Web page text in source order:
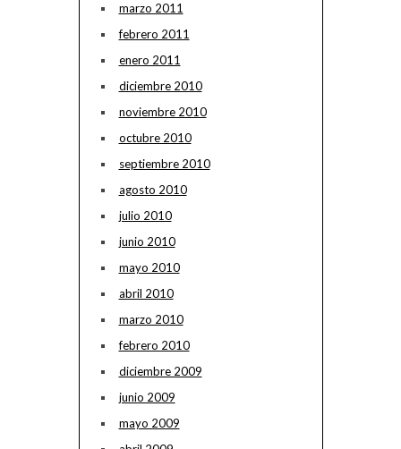
marzo 2011
febrero 2011
enero 2011
diciembre 2010
noviembre 2010
octubre 2010
septiembre 2010
agosto 2010
julio 2010
junio 2010
mayo 2010
abril 2010
marzo 2010
febrero 2010
diciembre 2009
junio 2009
mayo 2009